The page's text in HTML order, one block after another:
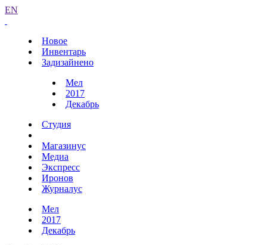
EN
Новое
Инвентарь
Задизайнено
Мел
2017
Декабрь
Студия
Магазинус
Медиа
Экспресс
Иронов
Журналус
Мел
2017
Декабрь